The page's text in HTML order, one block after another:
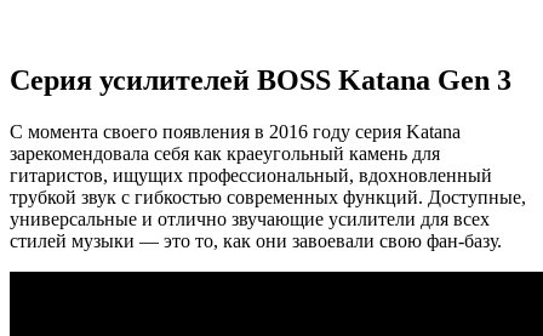
Серия усилителей BOSS Katana Gen 3
С момента своего появления в 2016 году серия Katana
зарекомендовала себя как краеугольный камень для
гитаристов, ищущих профессиональный, вдохновленный
трубкой звук с гибкостью современных функций. Доступные,
универсальные и отлично звучающие усилители для всех
стилей музыки — это то, как они завоевали свою фан-базу.